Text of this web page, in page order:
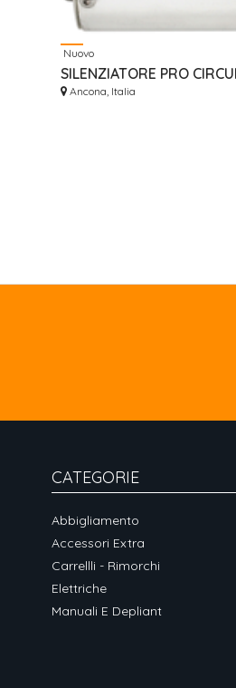
Nuovo
Ancona, Italia
CATEGORIE
Abbigliamento
Accessori Extra
Carrellli - Rimorchi
Elettriche
Manuali E Depliant